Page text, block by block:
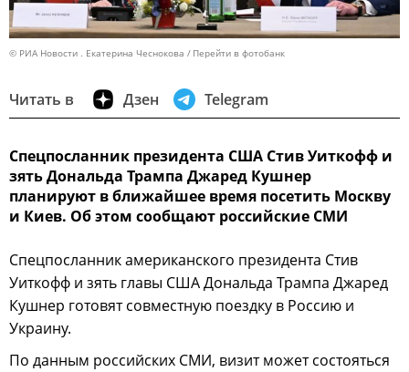
© РИА Новости . Екатерина Чеснокова Перейти в фотобанк
Читать в Дзен Telegram
Спецпосланник президента США Стив Уиткофф и
зять Дональда Трампа Джаред Кушнер
планируют в ближайшее время посетить Москву
и Киев. Об этом сообщают российские СМИ
Спецпосланник американского президента Стив
Уиткофф и зять главы США Дональда Трампа Джаред
Кушнер готовят совместную поездку в Россию и
Украину.
По данным российских СМИ, визит может состояться